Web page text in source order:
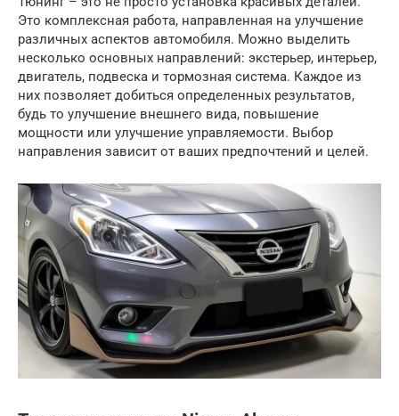
Это комплексная работа, направленная на улучшение
различных аспектов автомобиля. Можно выделить
несколько основных направлений: экстерьер, интерьер,
двигатель, подвеска и тормозная система. Каждое из
них позволяет добиться определенных результатов,
будь то улучшение внешнего вида, повышение
мощности или улучшение управляемости. Выбор
направления зависит от ваших предпочтений и целей.